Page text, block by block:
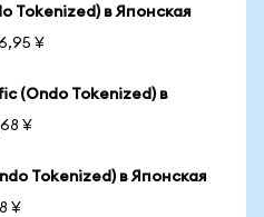
Tokenized) в Японская
¥
(Ondo Tokenized) в
¥
Tokenized) в Японская
¥